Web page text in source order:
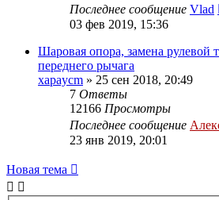
Последнее сообщение Vlad
03 фев 2019, 15:36
Шаровая опора, замена рулевой
переднего рычага
xapaycm » 25 сен 2018, 20:49
7 Ответы
12166 Просмотры
Последнее сообщение
23 янв 2019, 20:01
Новая тема